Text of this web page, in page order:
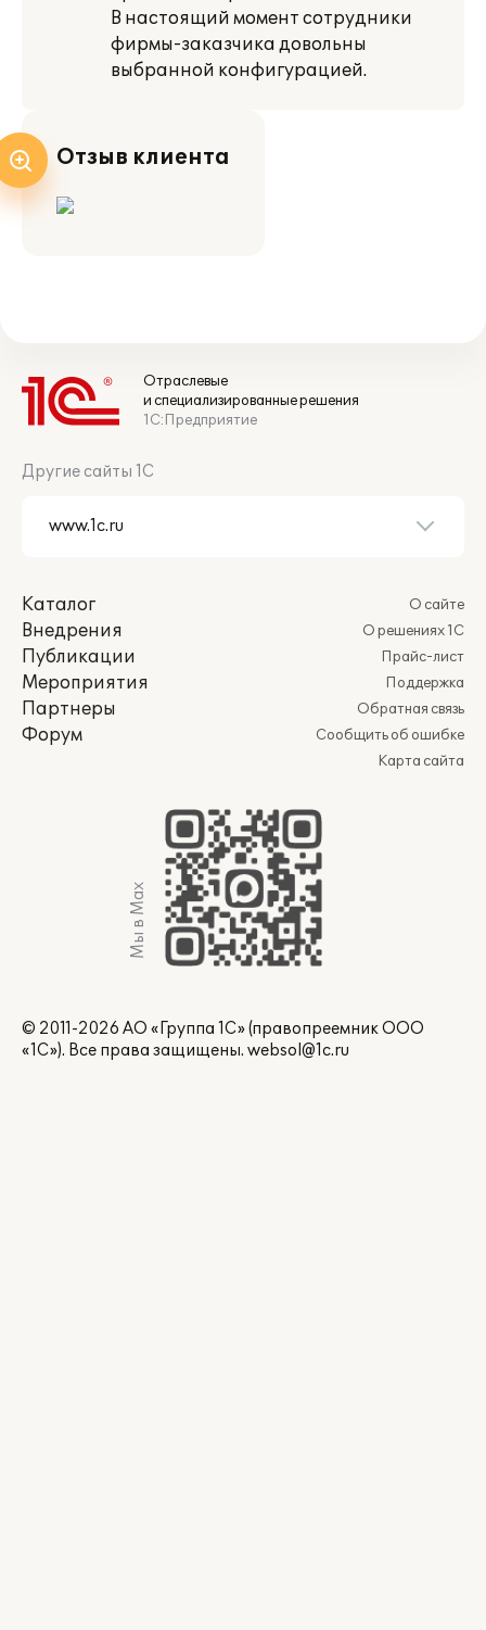
В настоящий момент сотрудники
фирмы-заказчика довольны
выбранной конфигурацией.
Отзыв клиента
Отраслевые
и специализированные решения
1С:Предприятие
Другие сайты 1С
Каталог
Внедрения
Публикации
Мероприятия
Партнеры
Форум
О сайте
О решениях 1С
Прайс-лист
Поддержка
Обратная связь
Сообщить об ошибке
Карта сайта
Мы в Max
© 2011-2026 АО «Группа 1С» (правопреемник ООО
«1С»). Все права защищены. websol@1c.ru